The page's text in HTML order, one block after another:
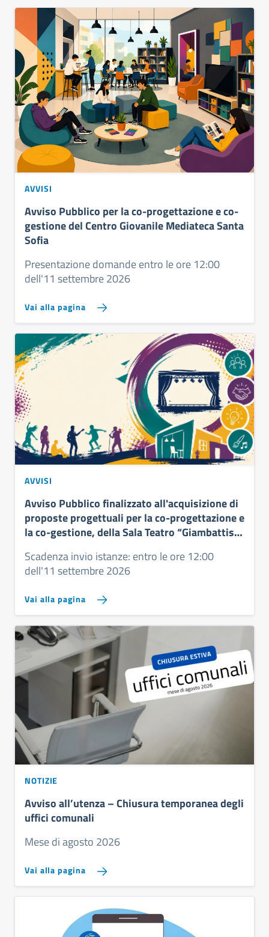
AVVISI
Avviso Pubblico per la co-progettazione e co-
gestione del Centro Giovanile Mediateca Santa
Sofia
Presentazione domande entro le ore 12:00
dell'11 settembre 2026
Vai alla pagina
AVVISI
Avviso Pubblico finalizzato all'acquisizione di
proposte progettuali per la co-progettazione e
la co-gestione, della Sala Teatro “Giambattista
Giovanile “Asterix”
Scadenza invio istanze: entro le ore 12:00
dell'11 settembre 2026
Vai alla pagina
NOTIZIE
Avviso all’utenza – Chiusura temporanea degli
uffici comunali
Mese di agosto 2026
Vai alla pagina